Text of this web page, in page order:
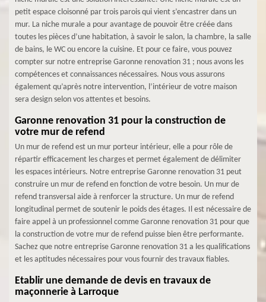
petit espace cloisonné par trois parois qui vient s’encastrer dans un
mur. La niche murale a pour avantage de pouvoir être créée dans
toutes les pièces d’une habitation, à savoir le salon, la chambre, la salle
de bains, le WC ou encore la cuisine. Et pour ce faire, vous pouvez
compter sur notre entreprise Garonne renovation 31 ; nous avons les
compétences et connaissances nécessaires. Nous vous assurons
également qu’après notre intervention, l’intérieur de votre maison
sera design selon vos attentes et besoins.
Garonne renovation 31 pour la construction de
votre mur de refend
Un mur de refend est un mur porteur intérieur, elle a pour rôle de
répartir efficacement les charges et permet également de délimiter
les espaces intérieurs. Notre entreprise Garonne renovation 31 peut
construire un mur de refend en fonction de votre besoin. Un mur de
refend transversal aide à renforcer la structure. Un mur de refend
longitudinal permet de soutenir le poids des étages. Il est nécessaire de
faire appel à un professionnel comme Garonne renovation 31 pour que
la construction de votre mur de refend puisse bien être performante.
Sachez que notre entreprise Garonne renovation 31 a les qualifications
et les aptitudes nécessaires pour vous fournir des travaux fiables.
Etablir une demande de devis en travaux de
maçonnerie à Larroque